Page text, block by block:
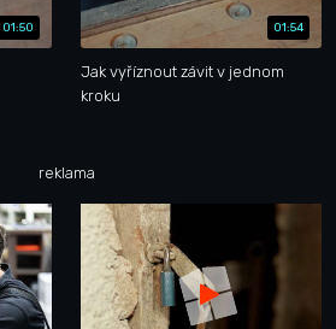
01:50 01:54
Jak vyříznout závit v jednom
kroku
reklama